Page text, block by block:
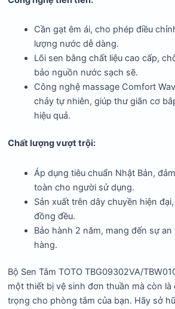
Cần gạt êm ái, cho phép điều
lượng nước dễ dàng.
Lõi sen bằng chất liệu cao cấp,
bảo nguồn nước sạch sẽ.
Công nghệ massage Comfort
chảy tự nhiên, giúp thư giãn cơ
hiệu quả.
Chất lượng vượt trội:
Áp dụng tiêu chuẩn Nhật Bản,
toàn cho người sử dụng.
Sản xuất trên dây chuyền hiện
đồng đều.
Bảo hành 2 năm, mang đến sự
hàng.
Bộ Sen Tắm TOTO TBG09302VA/
một thiết bị vệ sinh đơn thuần mà còn là
trọng cho phòng tắm của bạn. Hãy sở